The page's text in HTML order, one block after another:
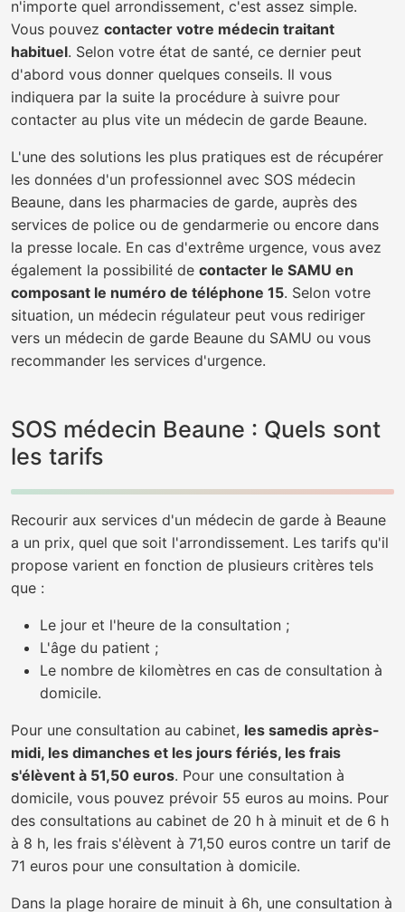
n'importe quel arrondissement, c'est assez simple.
Vous pouvez contacter votre médecin traitant
habituel. Selon votre état de santé, ce dernier peut
d'abord vous donner quelques conseils. Il vous
indiquera par la suite la procédure à suivre pour
contacter au plus vite un médecin de garde Beaune.
L'une des solutions les plus pratiques est de récupérer
les données d'un professionnel avec SOS médecin
Beaune, dans les pharmacies de garde, auprès des
services de police ou de gendarmerie ou encore dans
la presse locale. En cas d'extrême urgence, vous avez
également la possibilité de contacter le SAMU en
composant le numéro de téléphone 15. Selon votre
situation, un médecin régulateur peut vous rediriger
vers un médecin de garde Beaune du SAMU ou vous
recommander les services d'urgence.
SOS médecin Beaune : Quels sont
les tarifs
Recourir aux services d'un médecin de garde à Beaune
a un prix, quel que soit l'arrondissement. Les tarifs qu'il
propose varient en fonction de plusieurs critères tels
que :
Le jour et l'heure de la consultation ;
L'âge du patient ;
Le nombre de kilomètres en cas de consultation à
domicile.
Pour une consultation au cabinet, les samedis après-
midi, les dimanches et les jours fériés, les frais
s'élèvent à 51,50 euros. Pour une consultation à
domicile, vous pouvez prévoir 55 euros au moins. Pour
des consultations au cabinet de 20 h à minuit et de 6 h
à 8 h, les frais s'élèvent à 71,50 euros contre un tarif de
71 euros pour une consultation à domicile.
Dans la plage horaire de minuit à 6h, une consultation à